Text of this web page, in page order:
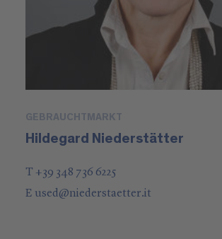
GEBRAUCHTMARKT
Hildegard Niederstätter
T +39 348 736 6225
E used@niederstaetter.it